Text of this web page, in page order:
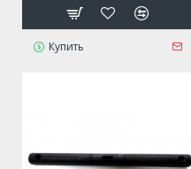
Купить